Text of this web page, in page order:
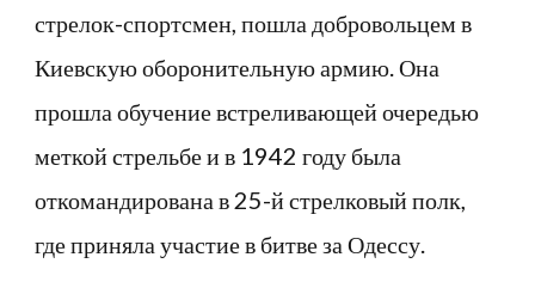
стрелок-спортсмен, пошла добровольцем в
Киевскую оборонительную армию. Она
прошла обучение встреливающей очередью
меткой стрельбе и в 1942 году была
откомандирована в 25-й стрелковый полк,
где приняла участие в битве за Одессу.